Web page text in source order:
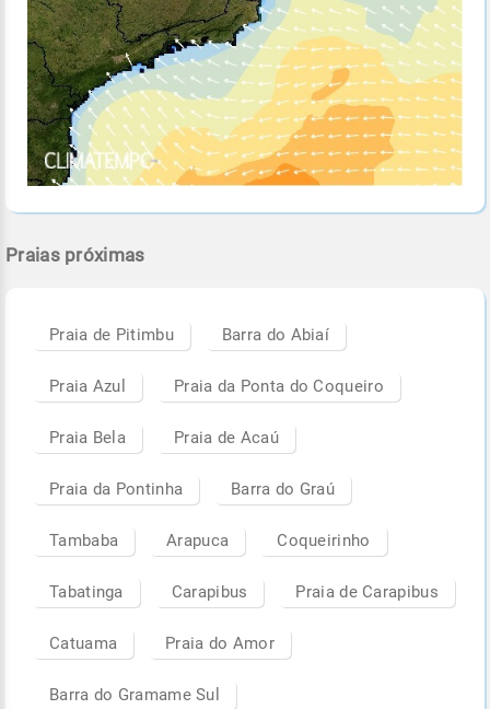
Praias próximas
Praia de Pitimbu Barra do Abiaí
Praia Azul Praia da Ponta do Coqueiro
Praia Bela Praia de Acaú
Praia da Pontinha Barra do Graú
Tambaba Arapuca Coqueirinho
Tabatinga Carapibus Praia de Carapibus
Catuama Praia do Amor
Barra do Gramame Sul